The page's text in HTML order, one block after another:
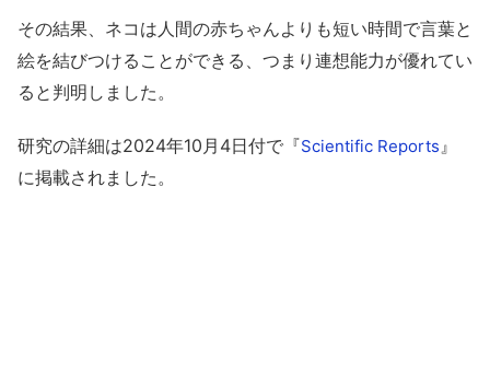
その結果、 ネコは人間の赤ちゃんよりも短い時間で言葉と
絵を結びつけることができる、つまり連想能力が優れてい
ると判明しました。
研究の詳細は2024年10月4日付で『Scientific Reports 』
に掲載されました。